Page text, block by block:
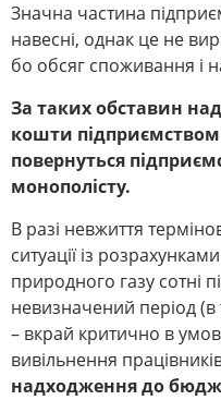
Значна частина
навесні, однак це не
бо обсяг споживання і
За таких обставин
кошти
повернуться
монополісту.
В разі невжиття
ситуації із
природного газу сотні
невизначений період (в
– вкрай критично в
вивільнення
надходження до